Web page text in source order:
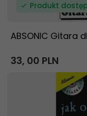
Produkt
ABSONIC Gitara
33, 00 PLN